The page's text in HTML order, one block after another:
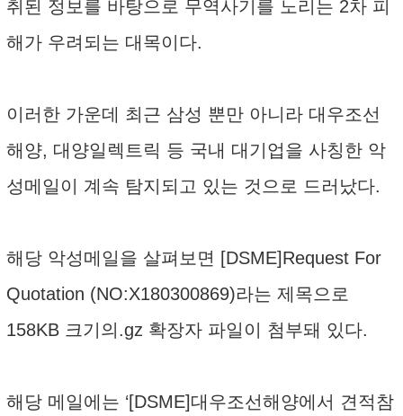
취된 정보를 바탕으로 무역사기를 노리는 2차 피
해가 우려되는 대목이다.
이러한 가운데 최근 삼성 뿐만 아니라 대우조선
해양, 대양일렉트릭 등 국내 대기업을 사칭한 악
성메일이 계속 탐지되고 있는 것으로 드러났다.
해당 악성메일을 살펴보면 [DSME]Request For
Quotation (NO:X180300869)라는 제목으로
158KB 크기의.gz 확장자 파일이 첨부돼 있다.
해당 메일에는 ‘[DSME]대우조선해양에서 견적참